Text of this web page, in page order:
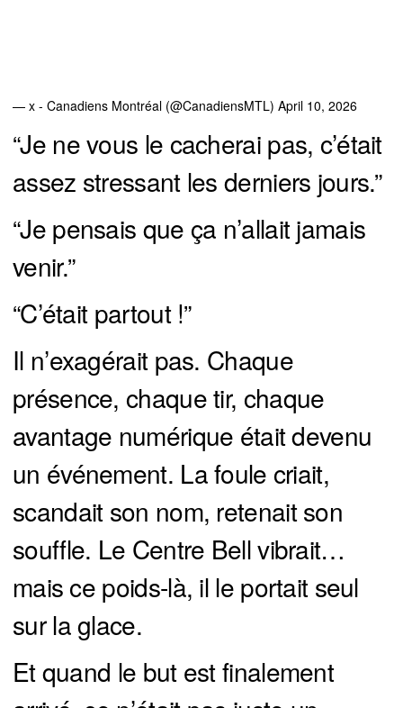
— x - Canadiens Montréal (@CanadiensMTL) April 10, 2026
“Je ne vous le cacherai pas, c’était
assez stressant les derniers jours.”
“Je pensais que ça n’allait jamais
venir.”
“C’était partout !”
Il n’exagérait pas. Chaque
présence, chaque tir, chaque
avantage numérique était devenu
un événement. La foule criait,
scandait son nom, retenait son
souffle. Le Centre Bell vibrait…
mais ce poids-là, il le portait seul
sur la glace.
Et quand le but est finalement